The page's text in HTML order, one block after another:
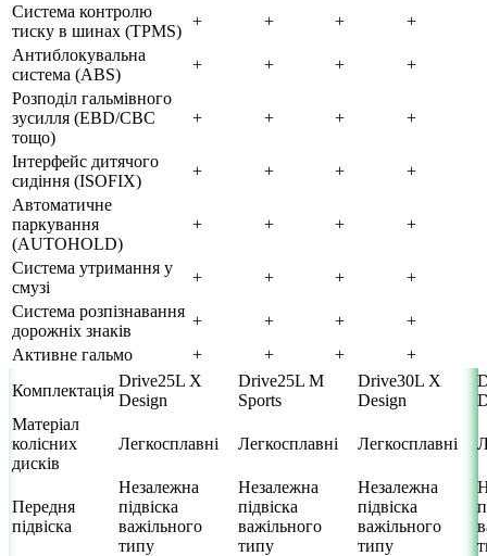
Система контролю
тиску в шинах (TPMS)
+ + +
+
Антиблокувальна
система (ABS)
+ + +
+
Розподіл гальмівного
зусилля (EBD/CBC
тощо)
+ + + +
Інтерфейс дитячого
сидіння (ISOFIX)
+ + +
+
Автоматичне
паркування
(AUTOHOLD)
+ + + +
Система утримання у
смузі
+ + +
+
Система розпізнавання
дорожніх знаків
+ + +
+
Активне гальмо
+ + +
+
Комплектація
Drive25L X
Design
Drive25L M
Sports
Drive30L X
Design
Матеріал
колісних
дисків
Легкосплавні Легкосплавні Легкосплавні
Передня
підвіска
Незалежна
підвіска
важільного
типу
Незалежна
підвіска
важільного
типу
Незалежна
підвіска
важільного
типу